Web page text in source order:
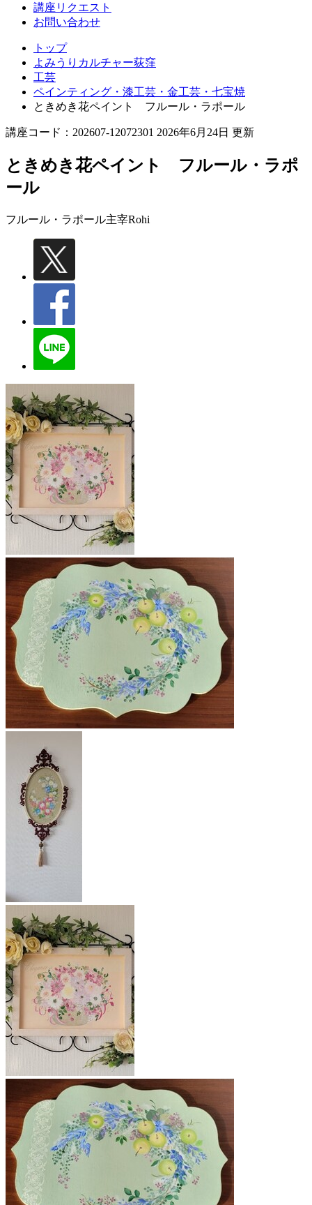
講座リクエスト
お問い合わせ
トップ
よみうりカルチャー荻窪
工芸
ペインティング・漆工芸・金工芸・七宝焼
ときめき花ペイント フルール・ラポール
講座コード：202607-12072301 2026年6月24日 更新
ときめき花ペイント フルール・ラポ
ール
フルール・ラポール主宰Rohi